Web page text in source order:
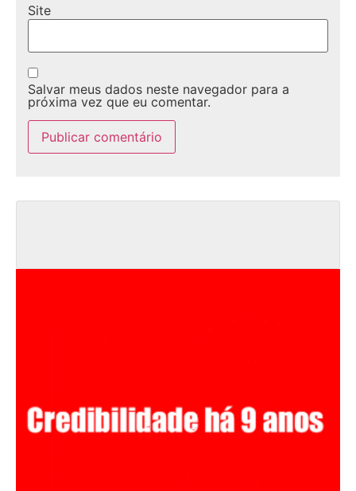
Site
Salvar meus dados neste navegador para a
próxima vez que eu comentar.